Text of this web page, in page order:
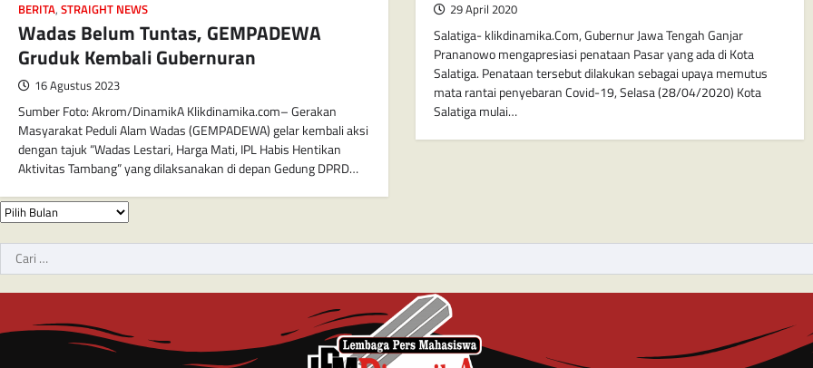
BERITA, STRAIGHT NEWS
Wadas Belum Tuntas, GEMPADEWA
Gruduk Kembali Gubernuran
16 Agustus 2023
Sumber Foto: Akrom/DinamikA Klikdinamika.com– Gerakan
Masyarakat Peduli Alam Wadas (GEMPADEWA) gelar kembali aksi
dengan tajuk “Wadas Lestari, Harga Mati, IPL Habis Hentikan
Aktivitas Tambang” yang dilaksanakan di depan Gedung DPRD…
29 April 2020
Salatiga- klikdinamika.Com, Gubernur Jawa Tengah Ganjar
Prananowo mengapresiasi penataan Pasar yang ada di Kota
Salatiga. Penataan tersebut dilakukan sebagai upaya memutus
mata rantai penyebaran Covid-19, Selasa (28/04/2020) Kota
Salatiga mulai…